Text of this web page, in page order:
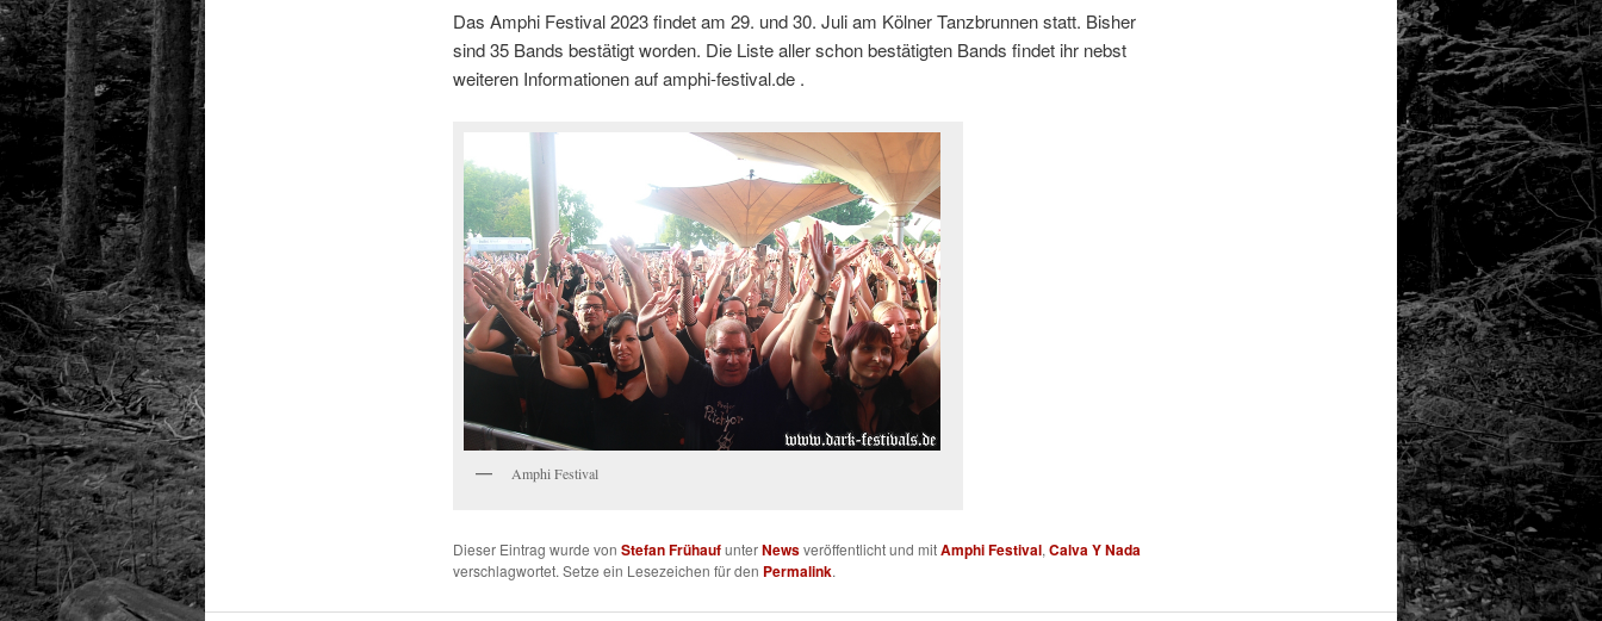
Das Amphi Festival 2023 findet am 29. und 30. Juli am Kölner Tanzbrunnen statt. Bisher
sind 35 Bands bestätigt worden. Die Liste aller schon bestätigten Bands findet ihr nebst
weiteren Informationen auf amphi-festival.de .
Amphi Festival
Dieser Eintrag wurde von Stefan FrühaufunterNewsveröffentlicht und mitAmphi Festival, Calva Y Nada
verschlagwortet. Setze ein Lesezeichen für den Permalink.